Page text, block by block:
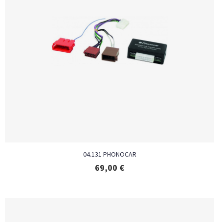
04.131 PHONOCAR
69,00 €